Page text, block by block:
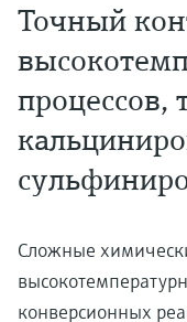
Точный
процессов,
Сложные
конверсионных